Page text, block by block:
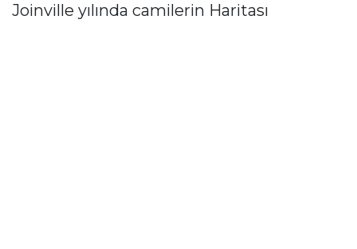
Joinville yılında camilerin Haritası